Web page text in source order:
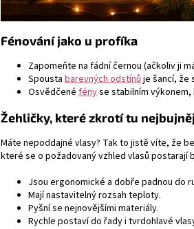
Fénování jako u profíka
Zapomeňte na fádní černou (ačkoliv ji
Spousta barevných odstínů je šancí, že
Osvědčené fényse stabilním
Žehličky, které zkrotí tu
Máte nepoddajné vlasy? Tak to jistě víte, že
které se o požadovaný vzhled vlasů postarají
Jsou ergonomické a dobře padnou do
Mají nastavitelný rozsah teploty.
Pyšní se nejnovějšími materiály.
Rychle postaví do řady i tvrdohlavé